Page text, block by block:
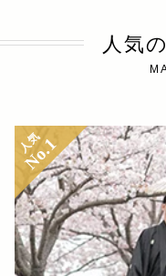
人気
人気
No.1